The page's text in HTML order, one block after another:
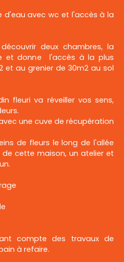
d'eau avec wc et l'accès à la
deux chambres, la
et donne l'accès à la plus
et au grenier de 30m2 au sol
fleuri va réveiller vos sens,
une cuve de récupération
de fleurs le long de l'allée
cette maison, un atelier et
compte des travaux de
à refaire.